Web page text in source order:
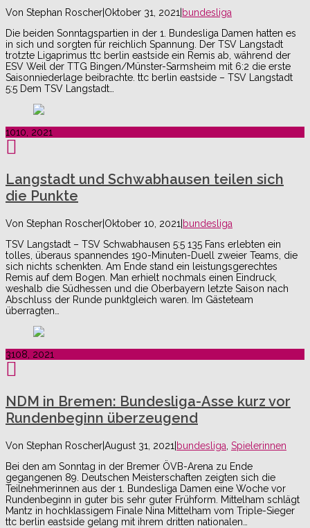
Von Stephan Roscher|Oktober 31, 2021|bundesliga
Die beiden Sonntagspartien in der 1. Bundesliga Damen hatten es
in sich und sorgten für reichlich Spannung. Der TSV Langstadt
trotzte Ligaprimus ttc berlin eastside ein Remis ab, während der
ESV Weil der TTG Bingen/Münster-Sarmsheim mit 6:2 die erste
Saisonniederlage beibrachte. ttc berlin eastside – TSV Langstadt
5:5 Dem TSV Langstadt…
1010, 2021
Langstadt und Schwabhausen teilen sich
die Punkte
Von Stephan Roscher|Oktober 10, 2021|bundesliga
TSV Langstadt – TSV Schwabhausen 5:5 135 Fans erlebten ein
tolles, überaus spannendes 190-Minuten-Duell zweier Teams, die
sich nichts schenkten. Am Ende stand ein leistungsgerechtes
Remis auf dem Bogen. Man erhielt nochmals einen Eindruck,
weshalb die Südhessen und die Oberbayern letzte Saison nach
Abschluss der Runde punktgleich waren. Im Gästeteam
überragten…
3108, 2021
NDM in Bremen: Bundesliga-Asse kurz vor
Rundenbeginn überzeugend
Von Stephan Roscher|August 31, 2021|bundesliga Spielerinnen
Bei den am Sonntag in der Bremer ÖVB-Arena zu Ende
gegangenen 89. Deutschen Meisterschaften zeigten sich die
Teilnehmerinnen aus der 1. Bundesliga Damen eine Woche vor
Rundenbeginn in guter bis sehr guter Frühform. Mittelham schlägt
Mantz in hochklassigem Finale Nina Mittelham vom Triple-Sieger
ttc berlin eastside gelang mit ihrem dritten nationalen…